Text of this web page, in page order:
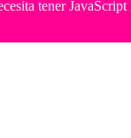
tener